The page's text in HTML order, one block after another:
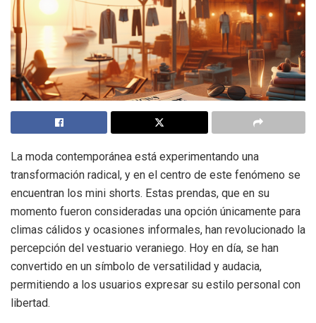
La moda contemporánea está experimentando una
transformación radical, y en el centro de este fenómeno se
encuentran los mini shorts. Estas prendas, que en su
momento fueron consideradas una opción únicamente para
climas cálidos y ocasiones informales, han revolucionado la
percepción del vestuario veraniego. Hoy en día, se han
convertido en un símbolo de versatilidad y audacia,
permitiendo a los usuarios expresar su estilo personal con
libertad.